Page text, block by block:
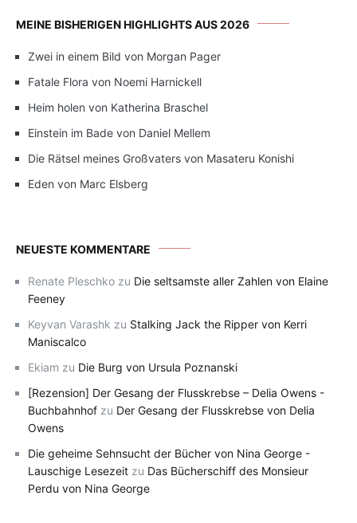
MEINE BISHERIGEN HIGHLIGHTS AUS 2026
Zwei in einem Bild von Morgan Pager
Fatale Flora von Noemi Harnickell
Heim holen von Katherina Braschel
Einstein im Bade von Daniel Mellem
Die Rätsel meines Großvaters von Masateru Konishi
Eden von Marc Elsberg
NEUESTE KOMMENTARE
Renate Pleschko zu Die seltsamste aller Zahlen von Elaine
Feeney
Keyvan Varashk zu Stalking Jack the Ripper von Kerri
Maniscalco
Ekiam zu Die Burg von Ursula Poznanski
[Rezension] Der Gesang der Flusskrebse – Delia Owens -
Buchbahnhof zu Der Gesang der Flusskrebse von Delia
Owens
Die geheime Sehnsucht der Bücher von Nina George -
Lauschige Lesezeit zu Das Bücherschiff des Monsieur
Perdu von Nina George